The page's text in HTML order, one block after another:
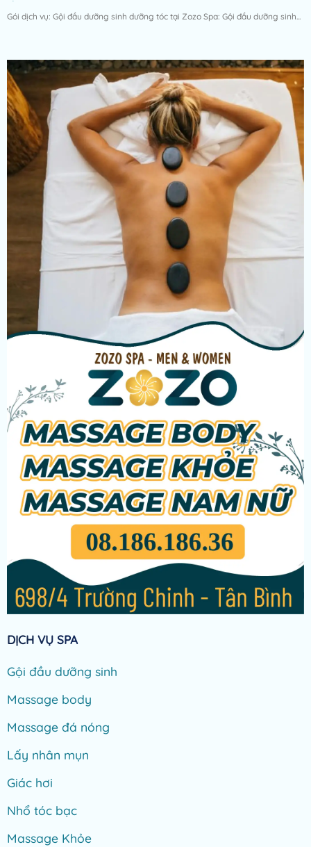
Gói dịch vụ: Gội đầu dưỡng sinh dưỡng tóc tại Zozo Spa: Gội đầu dưỡng sinh...
DỊCH VỤ SPA
Gội đầu dưỡng sinh
Massage body
Massage đá nóng
Lấy nhân mụn
Giác hơi
Nhổ tóc bạc
Massage Khỏe